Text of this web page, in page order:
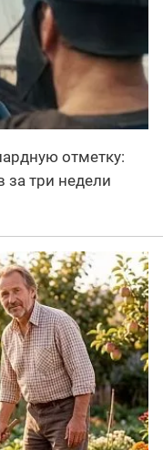
отметку:
три недели